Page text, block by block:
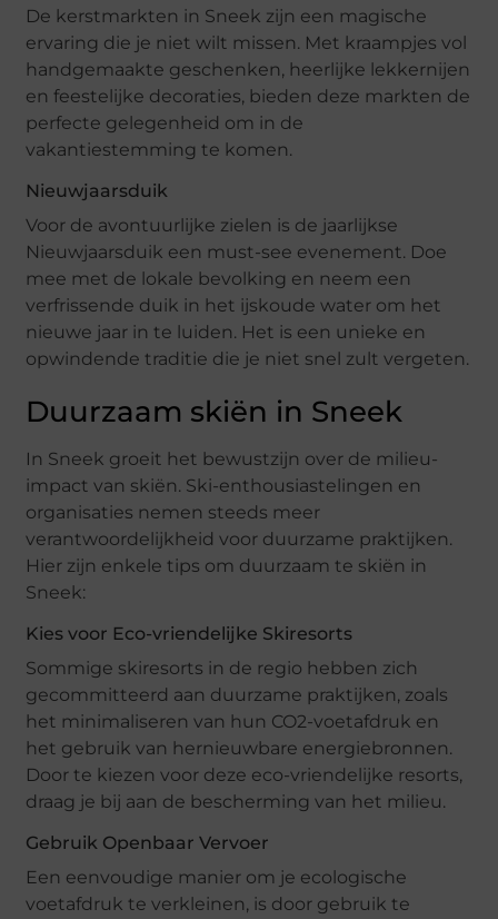
De kerstmarkten in Sneek zijn een magische
ervaring die je niet wilt missen. Met kraampjes vol
handgemaakte geschenken, heerlijke lekkernijen
en feestelijke decoraties, bieden deze markten de
perfecte gelegenheid om in de
vakantiestemming te komen.
Nieuwjaarsduik
Voor de avontuurlijke zielen is de jaarlijkse
Nieuwjaarsduik een must-see evenement. Doe
mee met de lokale bevolking en neem een
verfrissende duik in het ijskoude water om het
nieuwe jaar in te luiden. Het is een unieke en
opwindende traditie die je niet snel zult vergeten.
Duurzaam skiën in Sneek
In Sneek groeit het bewustzijn over de milieu-
impact van skiën. Ski-enthousiastelingen en
organisaties nemen steeds meer
verantwoordelijkheid voor duurzame praktijken.
Hier zijn enkele tips om duurzaam te skiën in
Sneek:
Kies voor Eco-vriendelijke Skiresorts
Sommige skiresorts in de regio hebben zich
gecommitteerd aan duurzame praktijken, zoals
het minimaliseren van hun CO2-voetafdruk en
het gebruik van hernieuwbare energiebronnen.
Door te kiezen voor deze eco-vriendelijke resorts,
draag je bij aan de bescherming van het milieu.
Gebruik Openbaar Vervoer
Een eenvoudige manier om je ecologische
voetafdruk te verkleinen, is door gebruik te